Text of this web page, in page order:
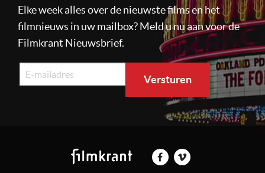
Elke week alles over de nieuwste films en het
filmnieuws in uw mailbox? Meld u nu aan voor de
Filmkrant Nieuwsbrief.